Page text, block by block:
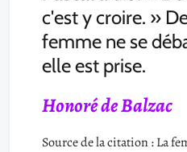
c'est y croire. »
femme ne se
elle est prise.
Honoré de Balzac
Source de la citation : La